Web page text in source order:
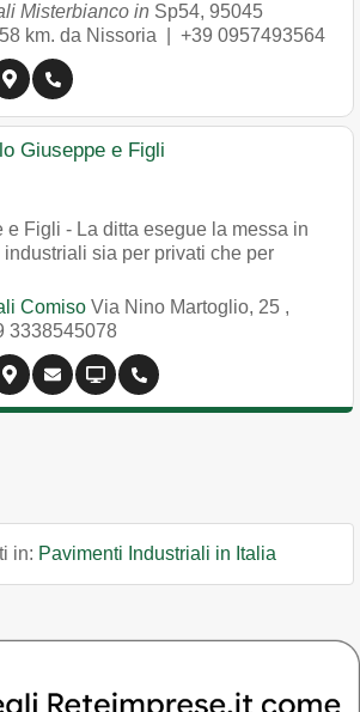
Misterbianco in Sp54, 95045
km. da Nissoria | +39 0957493564
Giuseppe e Figli
e Figli - La ditta esegue la messa in
sia per privati che per
Comiso Via Nino Martoglio, 25 ,
3338545078
in: Pavimenti Industriali in Italia